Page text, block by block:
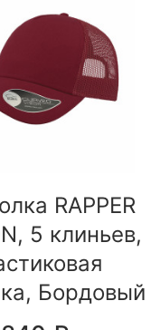
RAPPER
5 клиньев,
Бордовый